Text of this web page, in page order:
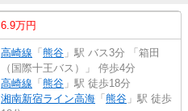
6.9万円
高崎線 「 熊谷 」駅 バス3分 「箱田
（国際十王バス）」 停歩4分
高崎線 「 熊谷 」駅 徒歩18分
湘南新宿ライン高海 「 熊谷 」駅 徒歩